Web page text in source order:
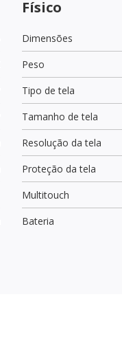
Físico
Dimensões
Peso
Tipo de tela
Tamanho de tela
Resolução da tela
Proteção da tela
Multitouch
Bateria